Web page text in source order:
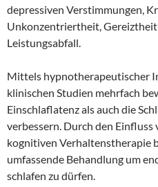
depressiven Verstimmungen,
Unkonzentriertheit,
Leistungsabfall.
Mittels hypnotherapeutischer
klinischen Studien mehrfach
Einschlaflatenz als auch die
verbessern. Durch den Einfluss
kognitiven Verhaltenstherapie
umfassende Behandlung um
schlafen zu dürfen.